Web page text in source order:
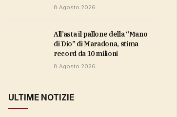
8 Agosto 2026
All’asta il pallone della “Mano
di Dio” di Maradona, stima
record da 10 milioni
8 Agosto 2026
ULTIME NOTIZIE